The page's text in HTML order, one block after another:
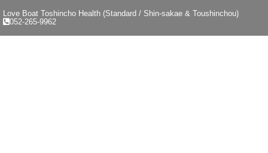
Love Boat Toshincho Health (Standard / Shin-sakae & Toushinchou)
052-265-9962